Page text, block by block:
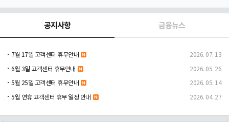
공지사항 금융뉴스
7월 17일 고객센터 휴무안내 2026. 07. 13
6월 3일 고객센터 휴무안내 2026. 05. 26
5월 25일 고객센터 휴무안내 2026. 05. 14
5월 연휴 고객센터 휴무 일정 안내 2026. 04. 27